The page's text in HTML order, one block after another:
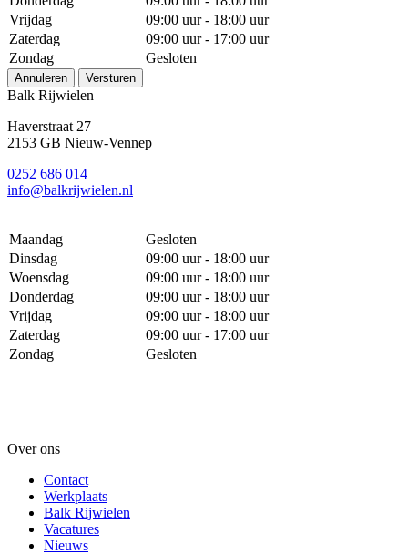
Vrijdag
09:00 uur - 18:00 uur
Zaterdag
09:00 uur - 17:00 uur
Zondag
Gesloten
Annuleren Versturen
Balk Rijwielen
Haverstraat 27
2153 GB Nieuw-Vennep
0252 686 014
info@balkrijwielen.nl
Maandag
Gesloten
Dinsdag
09:00 uur - 18:00 uur
Woensdag
09:00 uur - 18:00 uur
Donderdag
09:00 uur - 18:00 uur
Vrijdag
09:00 uur - 18:00 uur
Zaterdag
09:00 uur - 17:00 uur
Zondag
Gesloten
Over ons
Contact
Werkplaats
Balk Rijwielen
Vacatures
Nieuws